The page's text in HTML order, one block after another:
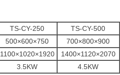
TS-CY-250 TS-CY-500
500×600×750 700×800×900
1100×1020×1920 1400×1120×2070
3.5KW 4.5KW